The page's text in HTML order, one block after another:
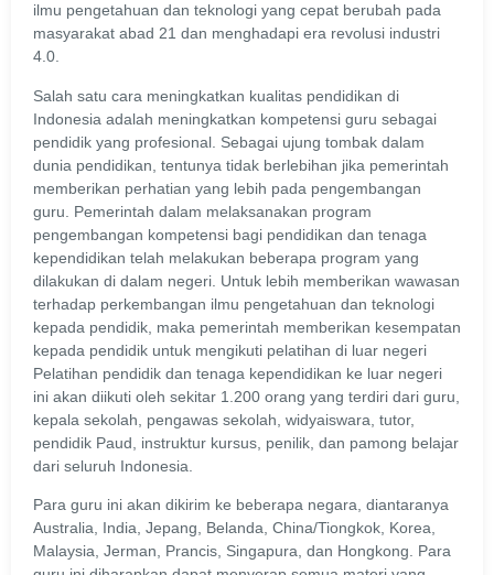
ilmu pengetahuan dan teknologi yang cepat berubah pada
masyarakat abad 21 dan menghadapi era revolusi industri
4.0.
Salah satu cara meningkatkan kualitas pendidikan di
Indonesia adalah meningkatkan kompetensi guru sebagai
pendidik yang profesional. Sebagai ujung tombak dalam
dunia pendidikan, tentunya tidak berlebihan jika pemerintah
memberikan perhatian yang lebih pada pengembangan
guru. Pemerintah dalam melaksanakan program
pengembangan kompetensi bagi pendidikan dan tenaga
kependidikan telah melakukan beberapa program yang
dilakukan di dalam negeri. Untuk lebih memberikan wawasan
terhadap perkembangan ilmu pengetahuan dan teknologi
kepada pendidik, maka pemerintah memberikan kesempatan
kepada pendidik untuk mengikuti pelatihan di luar negeri
Pelatihan pendidik dan tenaga kependidikan ke luar negeri
ini akan diikuti oleh sekitar 1.200 orang yang terdiri dari guru,
kepala sekolah, pengawas sekolah, widyaiswara, tutor,
pendidik Paud, instruktur kursus, penilik, dan pamong belajar
dari seluruh Indonesia.
Para guru ini akan dikirim ke beberapa negara, diantaranya
Australia, India, Jepang, Belanda, China/Tiongkok, Korea,
Malaysia, Jerman, Prancis, Singapura, dan Hongkong. Para